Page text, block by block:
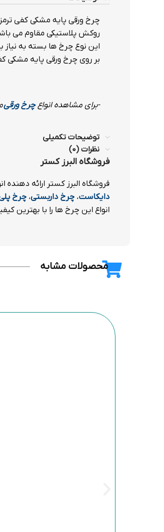
چرخ ورقی پایه مشکی کفی
روکش پلاستیکی مقاوم می
این نوع چرخ ها بسته به
بر روی چرخ ورقی پایه مشکی
-برای مشاهده انواعچرخورقی
توضیحات تکمیلی
نظرات (0)
فروشگاه البرز کستر
فروشگاه البرز کستر ارائه
دایکاست، چرخ داربستی، چرخ
انواع این چرخ ها را با بهترین
محصولات مشابه